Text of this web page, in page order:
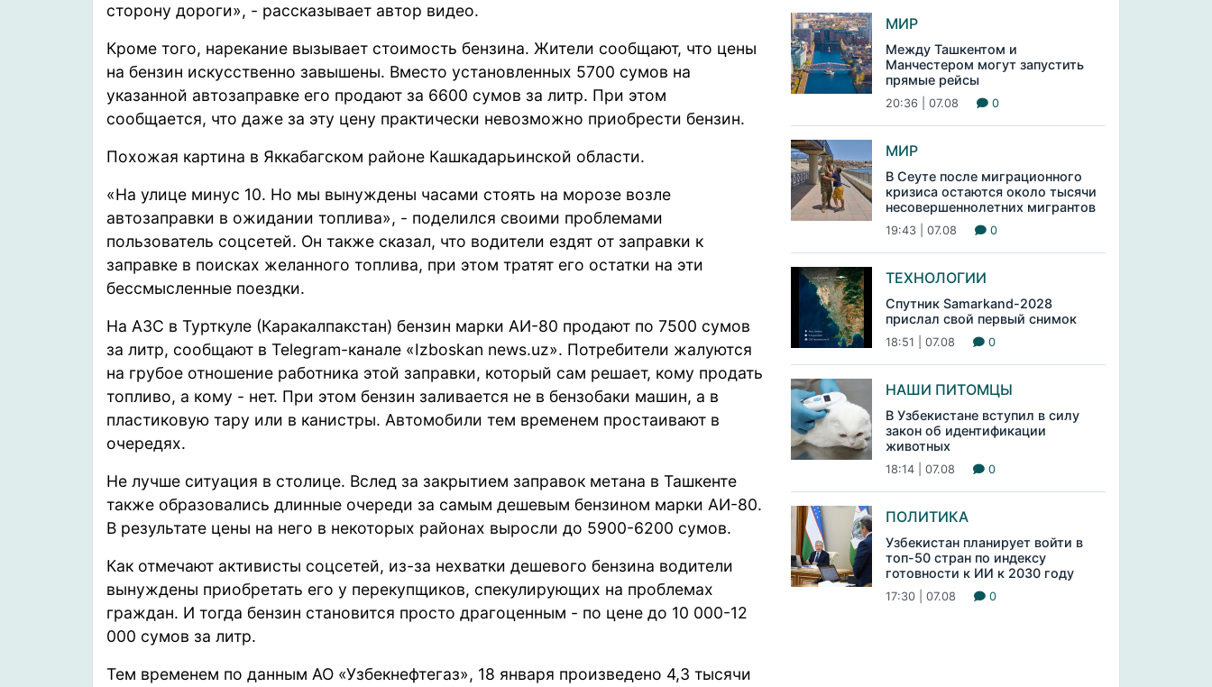
сторону дороги», - рассказывает автор видео.
Кроме того, нарекание вызывает стоимость бензина. Жители сообщают, что цены
на бензин искусственно завышены. Вместо установленных 5700 сумов на
указанной автозаправке его продают за 6600 сумов за литр. При этом
сообщается, что даже за эту цену практически невозможно приобрести бензин.
Похожая картина в Яккабагском районе Кашкадарьинской области.
«На улице минус 10. Но мы вынуждены часами стоять на морозе возле
автозаправки в ожидании топлива», - поделился своими проблемами
пользователь соцсетей. Он также сказал, что водители ездят от заправки к
заправке в поисках желанного топлива, при этом тратят его остатки на эти
бессмысленные поездки.
На АЗС в Турткуле (Каракалпакстан) бензин марки АИ-80 продают по 7500 сумов
за литр, сообщают в Telegram-канале «Izboskan news.uz». Потребители жалуются
на грубое отношение работника этой заправки, который сам решает, кому продать
топливо, а кому - нет. При этом бензин заливается не в бензобаки машин, а в
пластиковую тару или в канистры. Автомобили тем временем простаивают в
очередях.
Не лучше ситуация в столице. Вслед за закрытием заправок метана в Ташкенте
также образовались длинные очереди за самым дешевым бензином марки АИ-80.
В результате цены на него в некоторых районах выросли до 5900-6200 сумов.
Как отмечают активисты соцсетей, из-за нехватки дешевого бензина водители
вынуждены приобретать его у перекупщиков, спекулирующих на проблемах
граждан. И тогда бензин становится просто драгоценным - по цене до 10 000-12
000 сумов за литр.
Тем временем по данным АО «Узбекнефтегаз», 18 января произведено 4,3 тысячи
МИР
Между Ташкентом и
Манчестером могут запустить
прямые рейсы
20:36 | 07.08 0
МИР
В Сеуте после миграционного
кризиса остаются около тысячи
несовершеннолетних мигрантов
19:43 | 07.08 0
ТЕХНОЛОГИИ
Спутник Samarkand-2028
прислал свой первый снимок
18:51 | 07.08 0
НАШИ ПИТОМЦЫ
В Узбекистане вступил в силу
закон об идентификации
животных
18:14 | 07.08 0
ПОЛИТИКА
Узбекистан планирует войти в
топ-50 стран по индексу
готовности к ИИ к 2030 году
17:30 | 07.08 0